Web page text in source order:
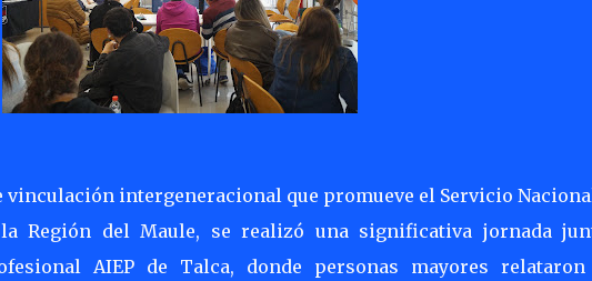
vinculación intergeneracional que promueve el Servicio
la Región del Maule, se realizó una significativa jornada
AIEP de Talca, donde personas mayores relataron